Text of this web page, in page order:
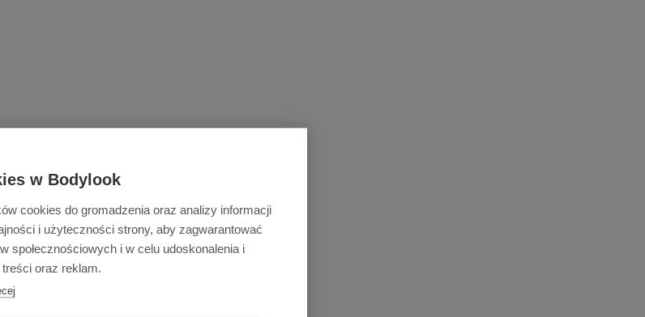
w Bodylook
cookies do gromadzenia oraz analizy informacji
i użyteczności strony, aby zagwarantować
społecznościowych i w celu udoskonalenia i
oraz reklam.